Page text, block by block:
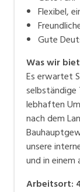
Flexibel,
Gute
Was wir
Es erwartet
selbständige
lebhaften
nach dem
unsere
und in
Arbeitsort: